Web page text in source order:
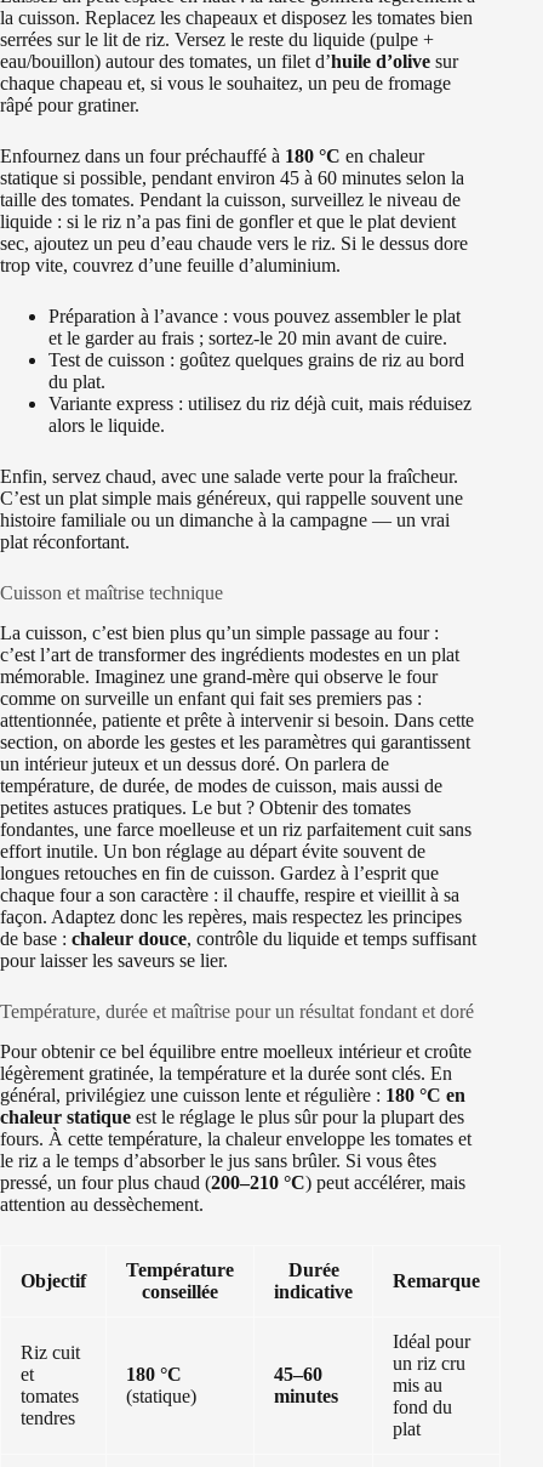
la cuisson. Replacez les chapeaux et disposez les tomates bien
serrées sur le lit de riz. Versez le reste du liquide (pulpe +
eau/bouillon) autour des tomates, un filet d’huile d’olive sur
chaque chapeau et, si vous le souhaitez, un peu de fromage
râpé pour gratiner.
Enfournez dans un four préchauffé à 180 °C en chaleur
statique si possible, pendant environ 45 à 60 minutes selon la
taille des tomates. Pendant la cuisson, surveillez le niveau de
liquide : si le riz n’a pas fini de gonfler et que le plat devient
sec, ajoutez un peu d’eau chaude vers le riz. Si le dessus dore
trop vite, couvrez d’une feuille d’aluminium.
Préparation à l’avance : vous pouvez assembler le plat
et le garder au frais ; sortez-le 20 min avant de cuire.
Test de cuisson : goûtez quelques grains de riz au bord
du plat.
Variante express : utilisez du riz déjà cuit, mais réduisez
alors le liquide.
Enfin, servez chaud, avec une salade verte pour la fraîcheur.
C’est un plat simple mais généreux, qui rappelle souvent une
histoire familiale ou un dimanche à la campagne — un vrai
plat réconfortant.
Cuisson et maîtrise technique
La cuisson, c’est bien plus qu’un simple passage au four :
c’est l’art de transformer des ingrédients modestes en un plat
mémorable. Imaginez une grand-mère qui observe le four
comme on surveille un enfant qui fait ses premiers pas :
attentionnée, patiente et prête à intervenir si besoin. Dans cette
section, on aborde les gestes et les paramètres qui garantissent
un intérieur juteux et un dessus doré. On parlera de
température, de durée, de modes de cuisson, mais aussi de
petites astuces pratiques. Le but ? Obtenir des tomates
fondantes, une farce moelleuse et un riz parfaitement cuit sans
effort inutile. Un bon réglage au départ évite souvent de
longues retouches en fin de cuisson. Gardez à l’esprit que
chaque four a son caractère : il chauffe, respire et vieillit à sa
façon. Adaptez donc les repères, mais respectez les principes
de base : chaleur douce, contrôle du liquide et temps suffisant
pour laisser les saveurs se lier.
Température, durée et maîtrise pour un résultat fondant et doré
Pour obtenir ce bel équilibre entre moelleux intérieur et croûte
légèrement gratinée, la température et la durée sont clés. En
général, privilégiez une cuisson lente et régulière : 180 °C en
chaleur statique est le réglage le plus sûr pour la plupart des
fours. À cette température, la chaleur enveloppe les tomates et
le riz a le temps d’absorber le jus sans brûler. Si vous êtes
pressé, un four plus chaud (200–210 °C) peut accélérer, mais
attention au dessèchement.
Objectif
Température
conseillée
Durée
indicative
Remarque
Riz cuit
et
tomates
tendres
180 °C
(statique)
45–60
minutes
Idéal pour
un riz cru
mis au
fond du
plat